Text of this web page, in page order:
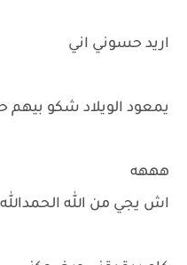
اريد حسوني اني
يمعود الويلاد شكو بيهم
هههه
اش يجي من الله